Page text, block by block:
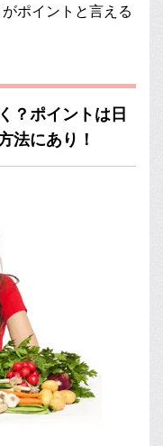
ポイントと言える
？ポイントは日
法にあり！